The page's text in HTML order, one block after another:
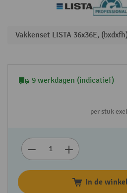
9 werkdagen (indicatief)
per stuk
In de